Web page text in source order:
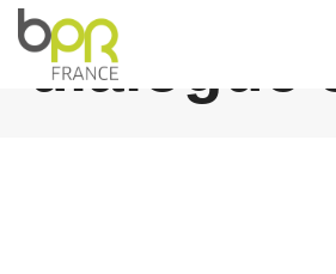
dialogue